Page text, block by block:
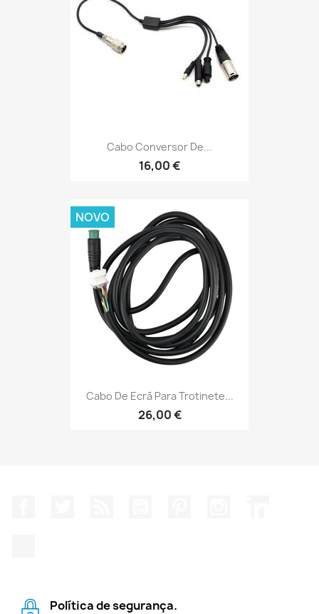
Cabo Conversor De...
16,00 €
Cabo De Ecrã Para Trotinete...
26,00 €
NOVO
Política de segurança.